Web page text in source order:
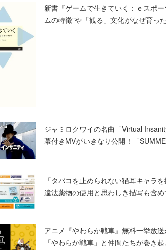
新書『ゲームで生きていく：ｅスポ
ムの特徴”や「観る」文化がなぜ育っ
ジャミロクワイの名曲「Virtual
幕付きMVがいきなり公開！「
「タバコを止められない猫耳キャラ
違法薬物の使用と思わしき描写も含
アニメ『やわらか戦車』無料一挙放
「やわらか戦車」と仲間たちが巻き